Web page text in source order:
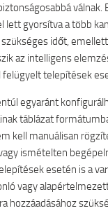
válnak.
lett gyorsítva a több
időt,
az intelligens
felügyelt telepítések
egyaránt
táblázat
kell manuálisan
ismételten
esetén is a
vagy
hozzáadásához